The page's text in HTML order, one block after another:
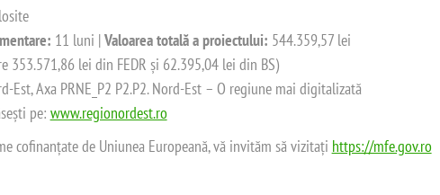
11 luni |Valoarea totală a proiectului: 544.359,57 lei
353.571,86 lei din FEDR și 62.395,04 lei din BS)
Est, Axa PRNE_P2 P2.P2. Nord-Est – O regiune mai digitalizată
pe: www.regionordest.ro
cofinanțate de Uniunea Europeană, vă invităm să vizitați https://mfe.gov.ro